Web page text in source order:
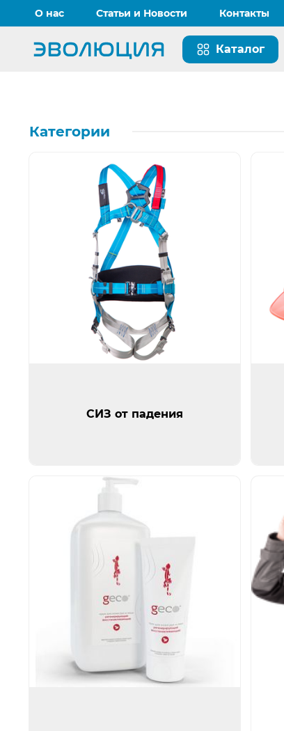
О нас Статьи и Новости Контакты
Перейти на главную страницу
Каталог
Категории
Открыть изображение
СИЗ от падения
СИЗ от падения
Сиз
Открыть изображение